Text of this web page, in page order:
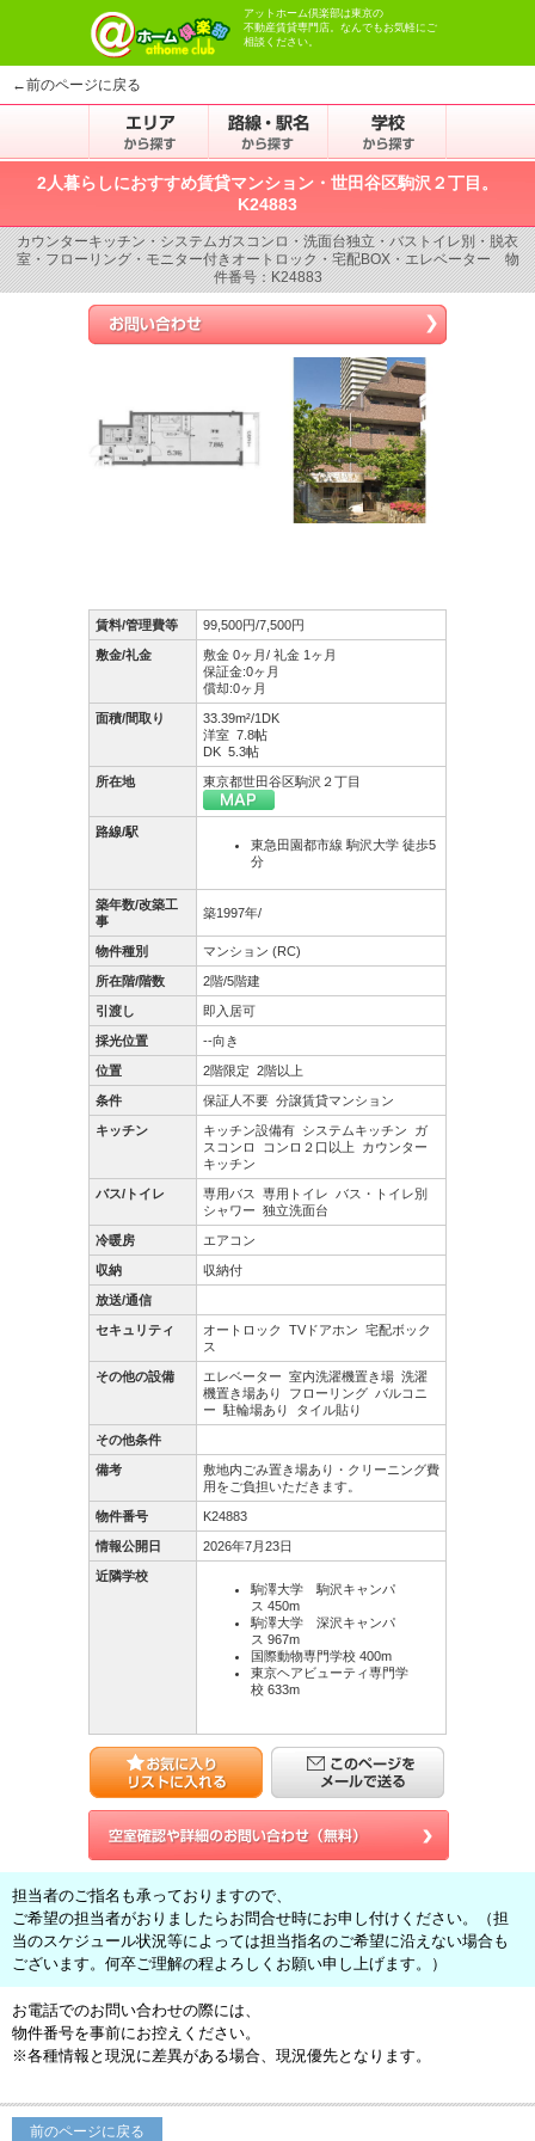
アットホーム倶楽部は東京の
不動産賃貸専門店。なんでもお気軽にご
相談ください。
←前のページに戻る
2人暮らしにおすすめ賃貸マンション・世田谷区駒沢２丁目。
K24883
カウンターキッチン・システムガスコンロ・洗面台独立・バストイレ別・脱衣
室・フローリング・モニター付きオートロック・宅配BOX・エレベーター 物
件番号：K24883
賃料/管理費等 99,500円/7,500円
敷金/礼金
敷金 0ヶ月/ 礼金 1ヶ月
保証金:0ヶ月
償却:0ヶ月
面積/間取り
33.39m²/1DK
洋室 7.8帖
DK 5.3帖
所在地 東京都世田谷区駒沢２丁目
路線/駅
東急田園都市線 駒沢大学 徒歩5
分
築年数/改築工
事
築1997年/
物件種別 マンション (RC)
所在階/階数 2階/5階建
引渡し 即入居可
採光位置 --向き
位置 2階限定 2階以上
条件 保証人不要 分譲賃貸マンション
キッチン キッチン設備有 システムキッチン
ガ
スコンロ
コンロ２口以上
カウンター
キッチン
バス/トイレ 専用バス 専用トイレ
バス・トイレ別
シャワー 独立洗面台
冷暖房 エアコン
収納 収納付
放送/通信
セキュリティ オートロック TVドアホン 宅配ボック
ス
その他の設備 エレベーター 室内洗濯機置き場 洗濯
機置き場あり
フローリング バルコニ
ー 駐輪場あり タイル貼り
その他条件
備考
敷地内ごみ置き場あり・クリーニング費
用をご負担いただきます。
物件番号 K24883
情報公開日 2026年7月23日
近隣学校
駒澤大学 駒沢キャンパ
ス 450m
駒澤大学 深沢キャンパ
ス 967m
国際動物専門学校 400m
東京ヘアビューティ専門学
校 633m
担当者のご指名も承っておりますので、
ご希望の担当者がおりましたらお問合せ時にお申し付けください。（担
当のスケジュール状況等によっては担当指名のご希望に沿えない場合も
ございます。何卒ご理解の程よろしくお願い申し上げます。）
お電話でのお問い合わせの際には、
物件番号を事前にお控えください。
※各種情報と現況に差異がある場合、現況優先となります。
前のページに戻る